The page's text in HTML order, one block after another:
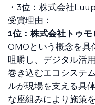
・3位：株式会社Luup
受賞理由：
1位：株式会社トゥモ
OMOという概念を具
咀嚼し、デジタル活
巻き込むエコシステ
ルが現場を支える具
な座組みにより施策